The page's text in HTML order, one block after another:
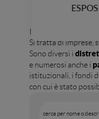
Si tratta di imprese,
Sono diversi i
e numerosi anche i
istituzionali, i fondi
con cui è stato
cerca per nome o